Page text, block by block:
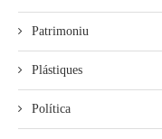
Patrimoniu
Plástiques
Política